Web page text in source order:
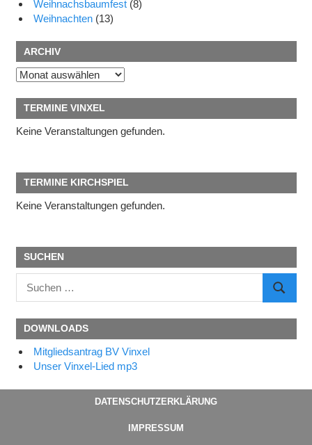
Weihnachsbaumfest (8)
Weihnachten (13)
ARCHIV
Archiv
TERMINE VINXEL
Keine Veranstaltungen gefunden.
TERMINE KIRCHSPIEL
Keine Veranstaltungen gefunden.
SUCHEN
nach:
DOWNLOADS
Mitgliedsantrag BV Vinxel
Unser Vinxel-Lied mp3
DATENSCHUTZERKLÄRUNG
IMPRESSUM